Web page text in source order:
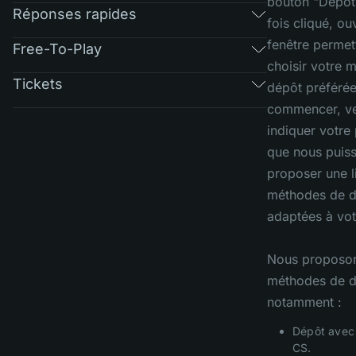
Réponses rapides
Free-To-Play
Tickets
fois cliqué,
fenêtre
choisir votre
dépôt
commencer,
indiquer votre
que nous
proposer une
méthodes de
adaptées à
Nous
méthodes de
notamment :
Dépôt
CS.